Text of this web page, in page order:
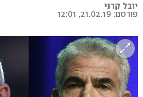
יובל קרני
פורסם: 21.02.19, 12:01